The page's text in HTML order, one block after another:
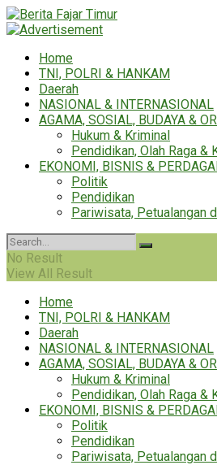
Home
TNI, POLRI & HANKAM
Daerah
NASIONAL & INTERNASIONAL
AGAMA, SOSIAL, BUDAYA &
Hukum & Kriminal
Pendidikan, Olah Raga &
EKONOMI, BISNIS &
Politik
Pendidikan
Pariwisata, Petualangan
No Result
View All Result
Home
TNI, POLRI & HANKAM
Daerah
NASIONAL & INTERNASIONAL
AGAMA, SOSIAL, BUDAYA &
Hukum & Kriminal
Pendidikan, Olah Raga &
EKONOMI, BISNIS &
Politik
Pendidikan
Pariwisata, Petualangan